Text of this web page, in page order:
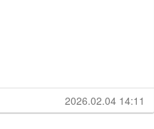
2026.02.04 14:11